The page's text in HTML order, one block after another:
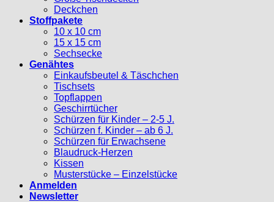
Deckchen
Stoffpakete
10 x 10 cm
15 x 15 cm
Sechsecke
Genähtes
Einkaufsbeutel & Täschchen
Tischsets
Topflappen
Geschirrtücher
Schürzen für Kinder – 2-5 J.
Schürzen f. Kinder – ab 6 J.
Schürzen für Erwachsene
Blaudruck-Herzen
Kissen
Musterstücke – Einzelstücke
Anmelden
Newsletter